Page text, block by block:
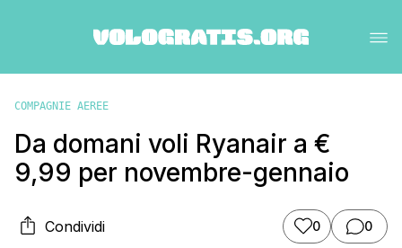
COMPAGNIE AEREE
Da domani voli Ryanair a €
9,99 per novembre-gennaio
Condividi 0 0